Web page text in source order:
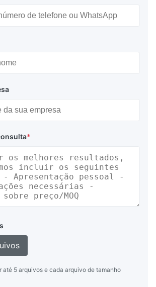
*
até 5 arquivos e cada arquivo de tamanho